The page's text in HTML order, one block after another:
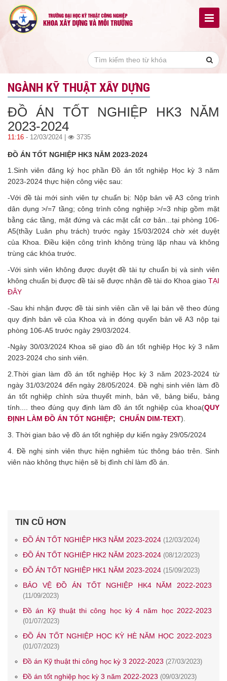
NGÀNH KỸ THUẬT XÂY DỰNG
ĐỒ ÁN TỐT NGHIỆP HK3 NĂM
2023-2024
11:16 - 12/03/2024 | 3735
ĐỒ ÁN TỐT NGHIỆP HK3 NĂM 2023-2024
1.Sinh viên đăng ký học phần Đồ án tốt nghiệp Học kỳ 3 năm
2023-2024 thực hiện công việc sau:
-Với đề tài mới sinh viên tự chuẩn bị: Nộp bản vẽ A3 công trình
dân dụng >/=7 tầng; công trình công nghiệp >/=3 nhịp gồm mặt
bằng các tầng, mặt đứng và các mặt cắt cơ bản...tại phòng 106-
A5(thầy Luân phụ trách) trước ngày 15/03/2024 chờ xét duyệt
của Khoa. Điều kiện công trình không trùng lặp nhau và không
trùng các khóa trước.
-Với sinh viên không được duyệt đề tài tự chuẩn bị và sinh viên
không chuẩn bị được đề tài sẽ được nhận đề tài do Khoa giao TẠI
ĐÂY
-Sau khi nhận được đề tài sinh viên cần vẽ lại bản vẽ theo đúng
quy định bản vẽ của Khoa và in đóng quyển bản vẽ A3 nộp tại
phòng 106-A5 trước ngày 29/03/2024.
-Ngày 30/03/2024 Khoa sẽ giao đồ án tốt nghiệp Học kỳ 3 năm
2023-2024 cho sinh viên.
2.Thời gian làm đồ án tốt nghiệp Học kỳ 3 năm 2023-2024 từ
ngày 31/03/2024 đến ngày 28/05/2024. Đề nghị sinh viên làm đồ
án tốt nghiệp chỉnh sửa thuyết minh, bản vẽ, bảng biểu, bảng
tính.... theo đúng quy định làm đồ án tốt nghiệp của khoa(QUY
ĐỊNH LÀM ĐỒ ÁN TỐT NGHIỆP; CHUẨN DIM-TEXT).
3. Thời gian bảo vệ đồ án tốt nghiệp dự kiến ngày 29/05/2024
4. Đề nghị sinh viên thực hiện nghiêm túc thông báo trên. Sinh
viên nào không thực hiện sẽ bị đình chỉ làm đồ án.
TIN CŨ HƠN
ĐỒ ÁN TỐT NGHIỆP HK3 NĂM 2023-2024 (12/03/2024)
ĐỒ ÁN TỐT NGHIỆP HK2 NĂM 2023-2024 (08/12/2023)
ĐỒ ÁN TỐT NGHIỆP HK1 NĂM 2023-2024 (15/09/2023)
BẢO VỆ ĐỒ ÁN TỐT NGHIỆP HK4 NĂM 2022-2023
(11/09/2023)
Đồ án Kỹ thuật thi công học kỳ 4 năm học 2022-2023
(01/07/2023)
ĐỒ ÁN TỐT NGHIỆP HỌC KỲ HÈ NĂM HỌC 2022-2023
(01/07/2023)
Đồ án Kỹ thuật thi công học kỳ 3 2022-2023 (27/03/2023)
Đồ án tốt nghiệp học kỳ 3 năm 2022-2023 (09/03/2023)